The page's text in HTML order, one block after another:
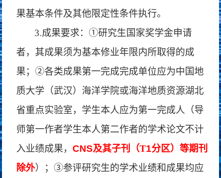
果基本条件及其他限定性条件执行。
3.成果要求：①研究生国家奖学金申请
者，其成果须为基本修业年限内所取得的成
果；②各类成果第一完成完成单位应为中国地
质大学（武汉）海洋学院或海洋地质资源湖北
省重点实验室，学生本人应为第一完成人（导
师第一作者学生本人第二作者的学术论文不计
入业绩成果，CNS及其子刊（T1分区）等期刊
除外）；③参评研究生的学术业绩和成果均应